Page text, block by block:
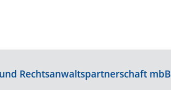
Rechtsanwaltspartnerschaft mbB